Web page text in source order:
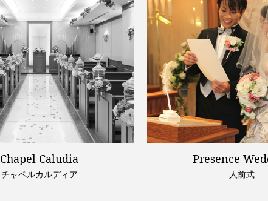
Chapel Caludia
チャペルカルディア
Presence
人前式